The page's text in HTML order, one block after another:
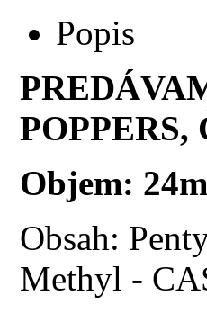
Popis
Objem:
Obsah:
Methyl -